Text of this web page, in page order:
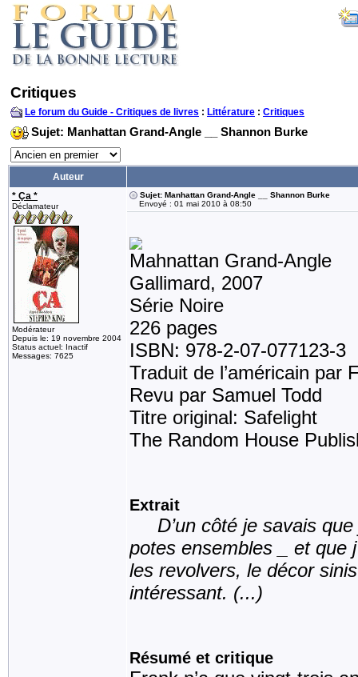
Critiques
Le forum du Guide - Critiques de livres : Littérature : Critiques
Sujet: Manhattan Grand-Angle __ Shannon Burke
Auteur
* Ça *
Déclamateur
Modérateur
Depuis le: 19 novembre 2004
Status actuel: Inactif
Messages: 7625
Sujet: Manhattan Grand-Angle __ Shannon Burke
Envoyé : 01 mai 2010 à 08:50
Mahnattan Grand-Angle
Gallimard, 2007
Série Noire
226 pages
ISBN: 978-2-07-077123-3
Traduit de l’américain par
Revu par Samuel Todd
Titre original: Safelight
The Random House
Extrait
D’un côté je savais
potes ensembles _ et que
les revolvers, le décor
intéressant. (...)
Résumé et critique